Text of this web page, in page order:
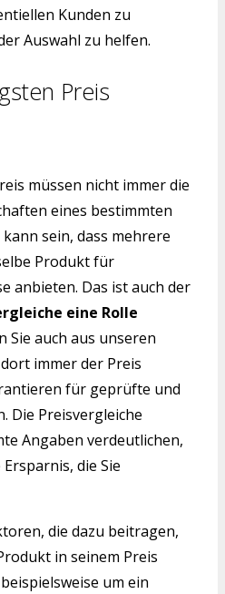
Kunden zu
Auswahl zu helfen.
Preis
müssen nicht immer die
eines bestimmten
sein, dass mehrere
Produkt für
anbieten. Das ist auch der
eine Rolle
Sie auch aus unseren
immer der Preis
für geprüfte und
Die Preisvergleiche
Angaben verdeutlichen,
die Sie
die dazu beitragen,
in seinem Preis
um ein